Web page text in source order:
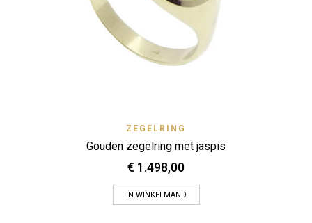
ZEGELRING
Gouden zegelring met jaspis
€ 1.498,00
IN WINKELMAND